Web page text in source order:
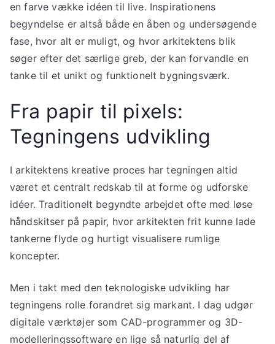
en farve vække idéen til live. Inspirationens
begyndelse er altså både en åben og undersøgende
fase, hvor alt er muligt, og hvor arkitektens blik
søger efter det særlige greb, der kan forvandle en
tanke til et unikt og funktionelt bygningsværk.
Fra papir til pixels:
Tegningens udvikling
I arkitektens kreative proces har tegningen altid
været et centralt redskab til at forme og udforske
idéer. Traditionelt begyndte arbejdet ofte med løse
håndskitser på papir, hvor arkitekten frit kunne lade
tankerne flyde og hurtigt visualisere rumlige
koncepter.
Men i takt med den teknologiske udvikling har
tegningens rolle forandret sig markant. I dag udgør
digitale værktøjer som CAD-programmer og 3D-
modelleringssoftware en lige så naturlig del af